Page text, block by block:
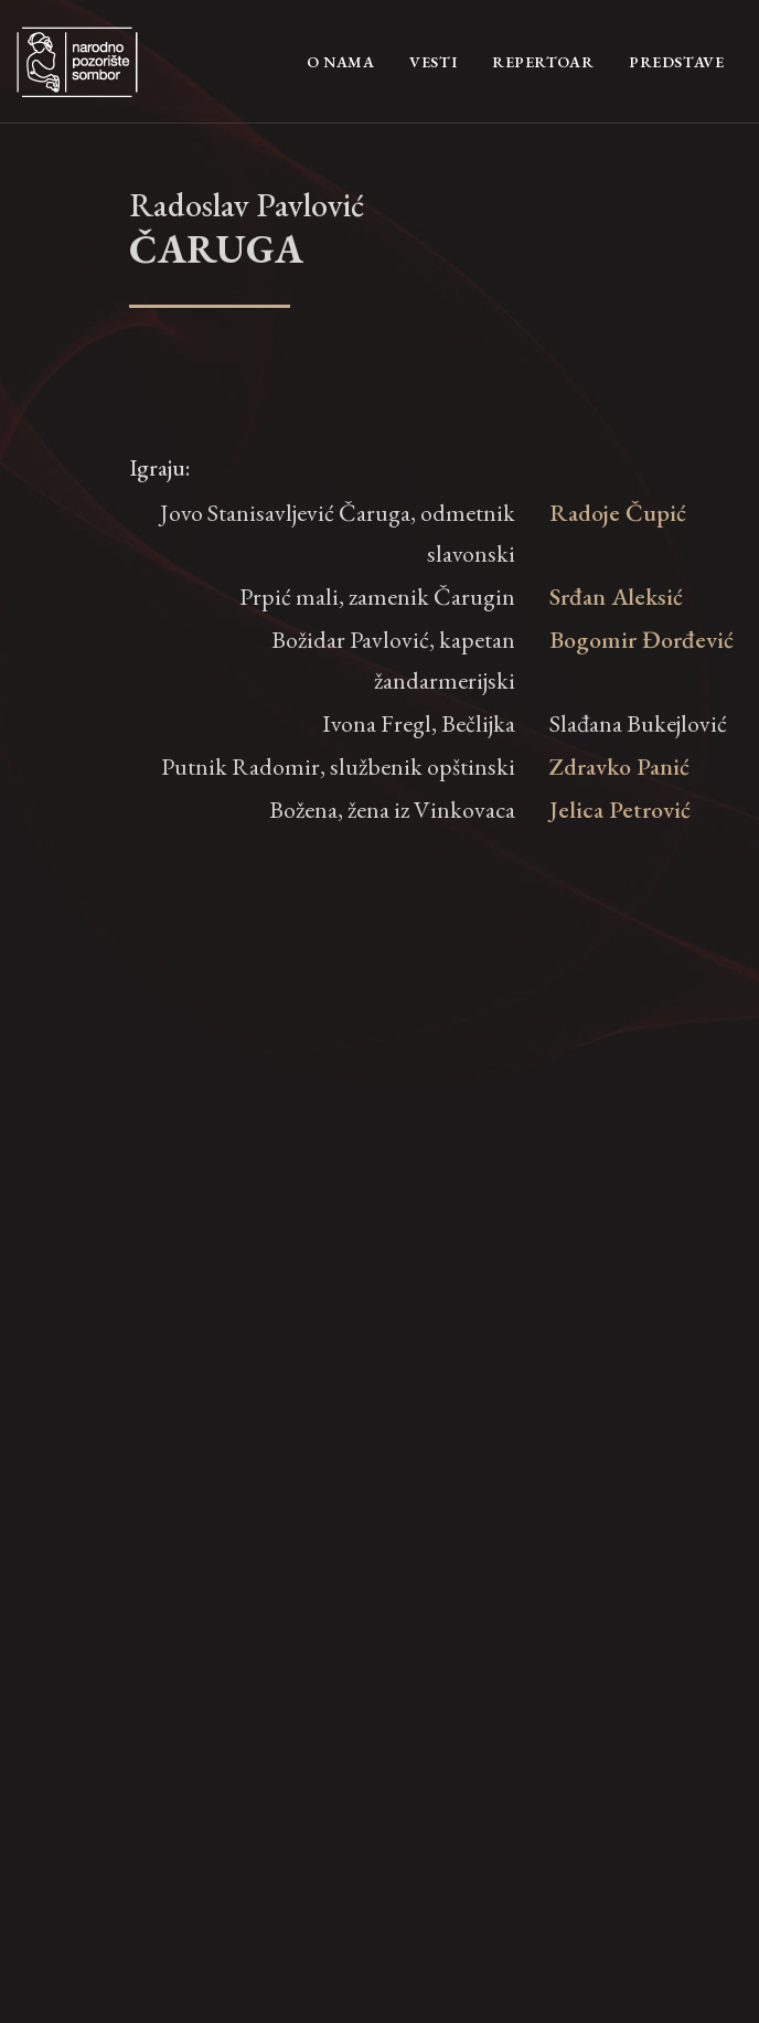
O NAMA (CURRENT)
VESTI REPERTOAR PREDSTAVE
Radoslav Pavlović
ČARUGA
Igraju:
Jovo Stanisavljević Čaruga, odmetnik
slavonski
Radoje Čupić
Prpić mali, zamenik Čarugin
Srđan Aleksić
Božidar Pavlović, kapetan
žandarmerijski
Bogomir Đorđević
Ivona Fregl, Bečlijka
Slađana Bukejlović
Putnik Radomir, službenik opštinski
Zdravko Panić
Božena, žena iz Vinkovaca
Jelica Petrović